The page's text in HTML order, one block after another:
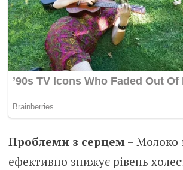
Проблеми з серцем– Молоко
ефективно знижує рівень